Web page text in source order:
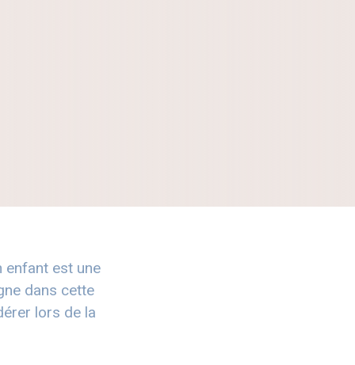
enfant est une
dans cette
lors de la